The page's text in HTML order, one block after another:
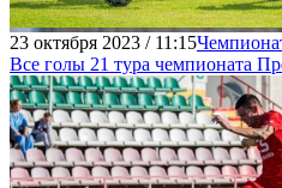
23 октября 2023 / 11:15
Все голы 21 тура чемпионата